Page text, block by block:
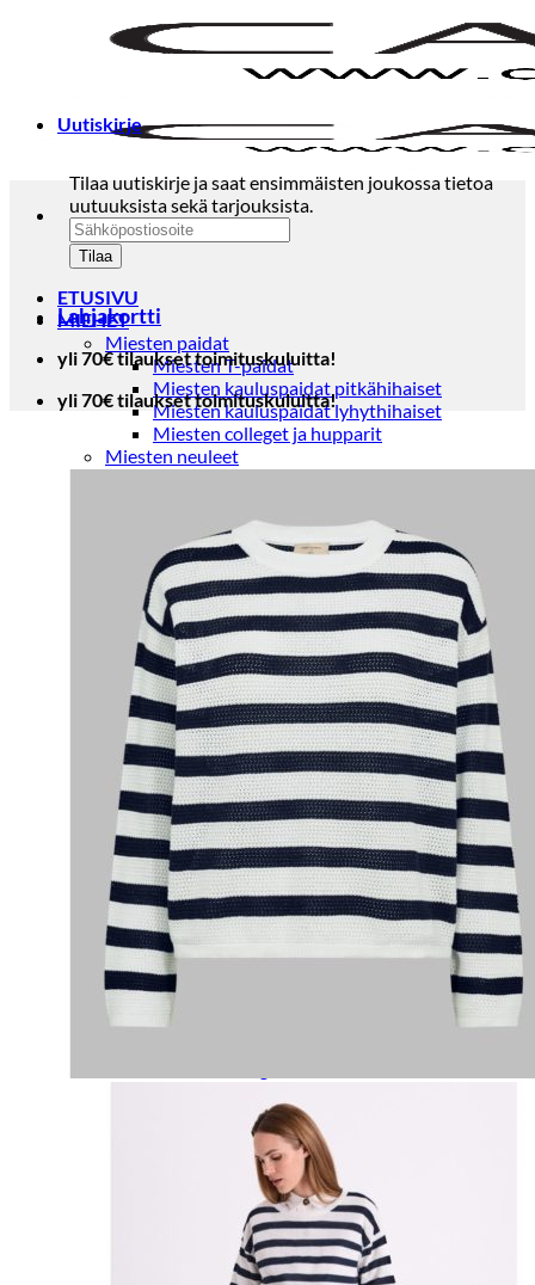
ETUSIVU
MIEHET
Miesten paidat
Miesten T-paidat
Miesten kauluspaidat pitkähihaiset
Miesten kauluspaidat lyhythihaiset
Miesten colleget ja hupparit
Miesten neuleet
Puvut ja blazerit
Puvut
Puvuntakit ja blazerit
Miesten housut
Miesten housut
Miesten farkut
Miesten collegehousut
Miesten shortsit
Miesten asusteet
Vyöt ja olkaimet
Solmiot, rusetit ja taskuliinat
Miesten päähineet, huivit ja käsineet
Miesten yöasut ja alusvaatteet
Miesten alusvaatteet
Miesten sukat
Miesten yöasut
Miesten aamutakit ja kylpytakit
Miesten takit
Miesten nahkatakit
Miesten kevät-ja syystakit
Miesten villakangastakit
Miesten talvitakit
NAISET
Trikoopaidat
Naisten puserot
Naisten neuletakit
Naisten neulepuserot
Naisten mekot ja hameet
Uutiskirje
Tilaa uutiskirje ja saat ensimmäisten joukossa tietoa
uutuuksista sekä tarjouksista.
Lahjakortti
yli 70€ tilaukset toimituskuluitta!
yli 70€ tilaukset toimituskuluitta!